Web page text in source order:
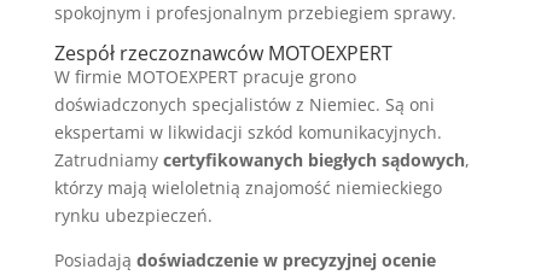
spokojnym i profesjonalnym przebiegiem sprawy.
Zespół rzeczoznawców MOTOEXPERT
W firmie MOTOEXPERT pracuje grono
doświadczonych specjalistów z Niemiec. Są oni
ekspertami w likwidacji szkód komunikacyjnych.
Zatrudniamy certyfikowanych biegłych sądowych,
którzy mają wieloletnią znajomość niemieckiego
rynku ubezpieczeń.
Posiadają doświadczenie w precyzyjnej ocenie